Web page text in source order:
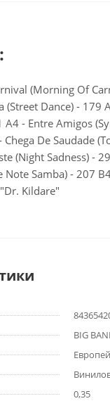
(Morning Of
(Street Dance) - 179
A4 - Entre Amigos
De Saudade
(Night Sadness) -
Note Samba) - 207
Kildare"
BIG
0,35